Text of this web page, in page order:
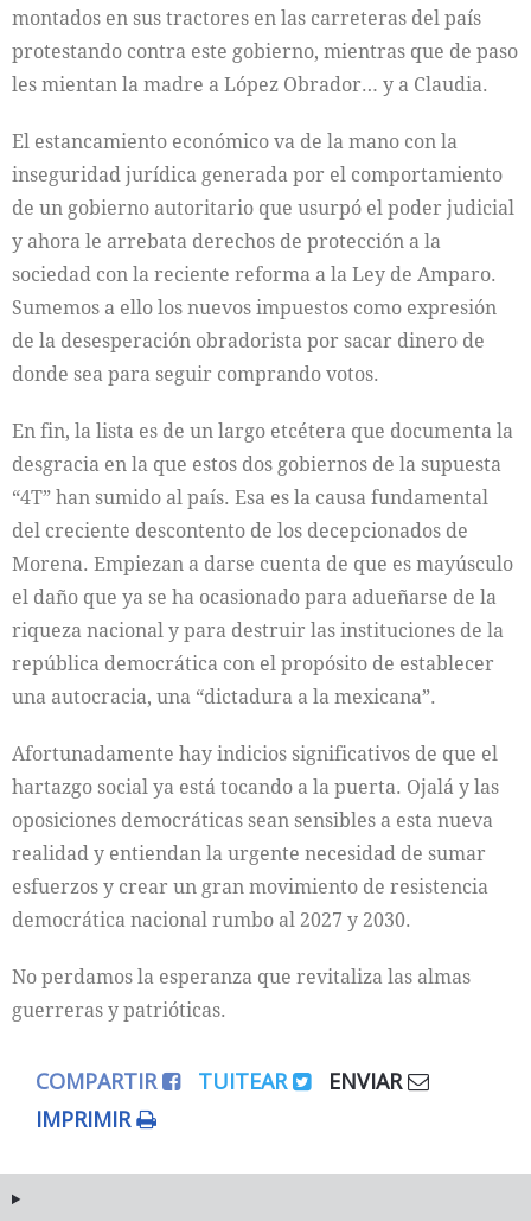
montados en sus tractores en las carreteras del país
protestando contra este gobierno, mientras que de paso
les mientan la madre a López Obrador… y a Claudia.
El estancamiento económico va de la mano con la
inseguridad jurídica generada por el comportamiento
de un gobierno autoritario que usurpó el poder judicial
y ahora le arrebata derechos de protección a la
sociedad con la reciente reforma a la Ley de Amparo.
Sumemos a ello los nuevos impuestos como expresión
de la desesperación obradorista por sacar dinero de
donde sea para seguir comprando votos.
En fin, la lista es de un largo etcétera que documenta la
desgracia en la que estos dos gobiernos de la supuesta
“4T” han sumido al país. Esa es la causa fundamental
del creciente descontento de los decepcionados de
Morena. Empiezan a darse cuenta de que es mayúsculo
el daño que ya se ha ocasionado para adueñarse de la
riqueza nacional y para destruir las instituciones de la
república democrática con el propósito de establecer
una autocracia, una “dictadura a la mexicana”.
Afortunadamente hay indicios significativos de que el
hartazgo social ya está tocando a la puerta. Ojalá y las
oposiciones democráticas sean sensibles a esta nueva
realidad y entiendan la urgente necesidad de sumar
esfuerzos y crear un gran movimiento de resistencia
democrática nacional rumbo al 2027 y 2030.
No perdamos la esperanza que revitaliza las almas
guerreras y patrióticas.
COMPARTIR TUITEAR
ENVIAR
IMPRIMIR